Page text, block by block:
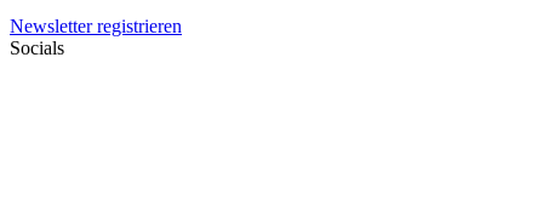
Newsletter registrieren
Socials